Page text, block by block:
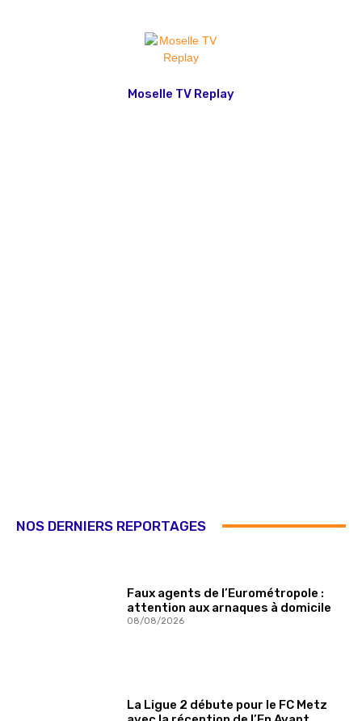
Moselle TV Replay
NOS DERNIERS REPORTAGES
Faux agents de l’Eurométropole :
attention aux arnaques à domicile
08/08/2026
La Ligue 2 débute pour le FC Metz